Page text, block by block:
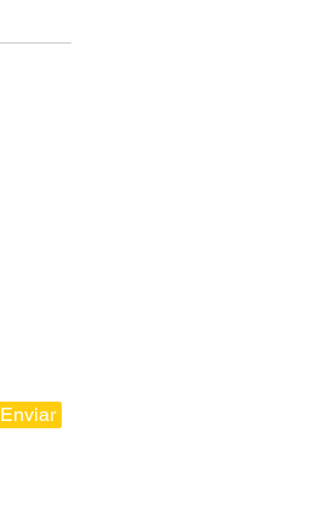
Enviar